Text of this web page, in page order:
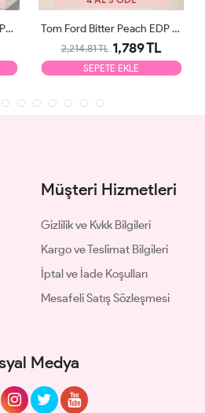
Tiziana Terenzi Kirke EDP Parfüm Seti Tom Ford Bitter Peach EDP Parfüm Seti
2,214.81 TL 1,789 TL
SEPETE EKLE
Müşteri Hizmetleri
Gizlilik ve Kvkk Bilgileri
Kargo ve Teslimat Bilgileri
İptal ve İade Koşulları
Mesafeli Satış Sözleşmesi
Medya